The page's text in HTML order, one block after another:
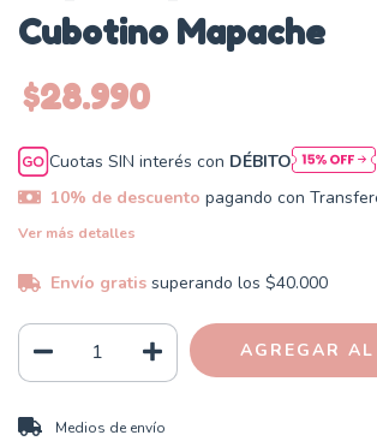
Cubotino Mapache
$28.990
Cuotas SIN interés con DÉBITO
10% de descuento pagando con
Ver más detalles
Envío gratis superando los $40.000
Entregas para el CP:
Medios de envío